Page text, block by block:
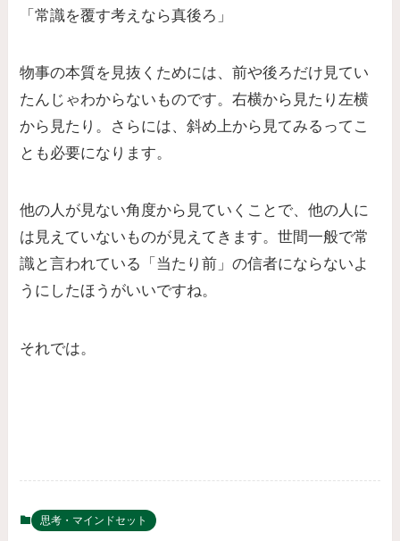
「常識を覆す考えなら真後ろ」
物事の本質を見抜くためには、前や後ろだけ見てい
たんじゃわからないものです。右横から見たり左横
から見たり。さらには、斜め上から見てみるってこ
とも必要になります。
他の人が見ない角度から見ていくことで、他の人に
は見えていないものが見えてきます。世間一般で常
識と言われている「当たり前」の信者にならないよ
うにしたほうがいいですね。
それでは。
思考・マインドセット